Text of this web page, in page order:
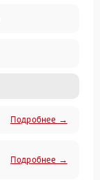
Подробнее →
Подробнее →